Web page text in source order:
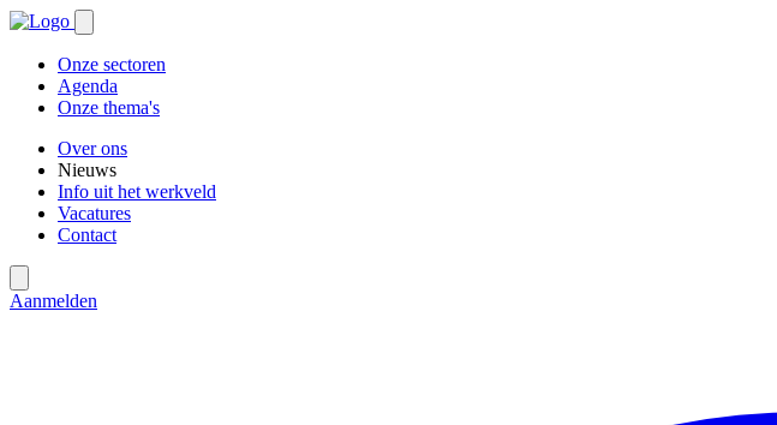
Onze sectoren
Agenda
Onze thema's
Over ons
Nieuws
Info uit het werkveld
Vacatures
Contact
Aanmelden